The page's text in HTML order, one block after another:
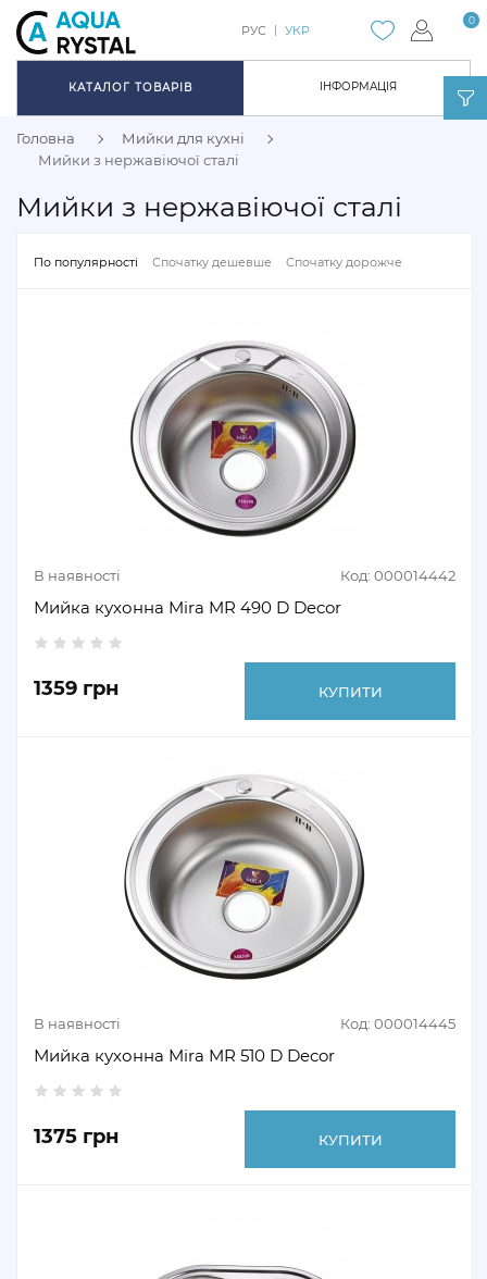
ІНФОРМАЦІЯ
0
РУС УКР
КАТАЛОГ ТОВАРІВ
Головна
Мийки для кухні
Мийки з нержавіючої сталі
Мийки з нержавіючої сталі
По популярності Спочатку дешевше Спочатку дорожче
В наявності Код: 000014442
Мийка кухонна Mira MR 490 D Decor
1359 грн КУПИТИ
В наявності Код: 000014445
Мийка кухонна Mira MR 510 D Decor
1375 грн КУПИТИ